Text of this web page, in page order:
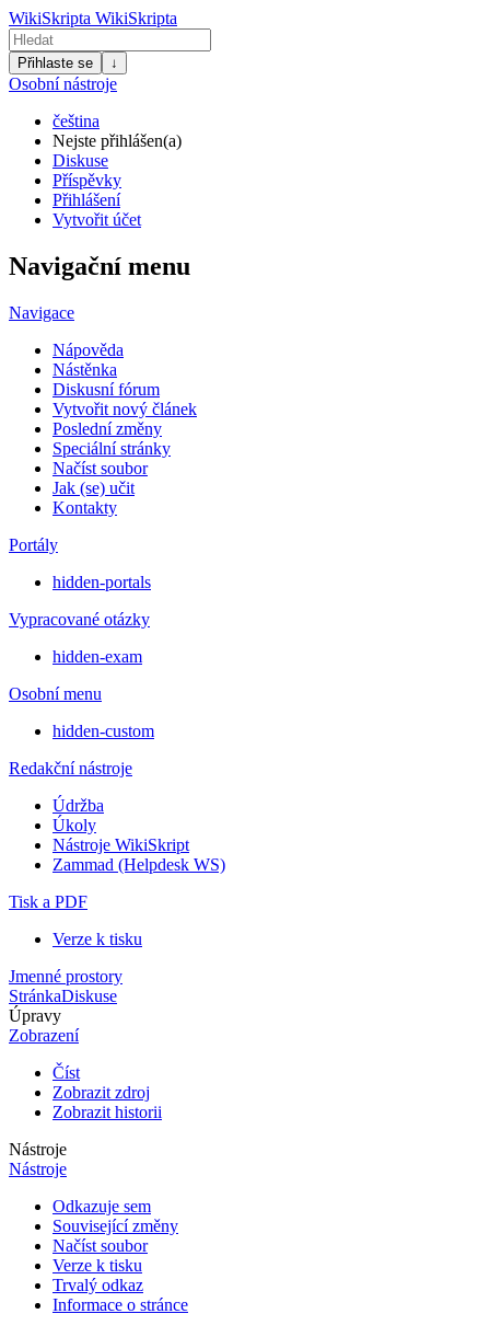
WikiSkripta WikiSkripta
Přihlaste se ↓
Osobní nástroje
čeština
Nejste přihlášen(a)
Diskuse
Příspěvky
Přihlášení
Vytvořit účet
Navigační menu
Navigace
Nápověda
Nástěnka
Diskusní fórum
Vytvořit nový článek
Poslední změny
Speciální stránky
Načíst soubor
Jak (se) učit
Kontakty
Portály
hidden-portals
Vypracované otázky
hidden-exam
Osobní menu
hidden-custom
Redakční nástroje
Údržba
Úkoly
Nástroje WikiSkript
Zammad (Helpdesk WS)
Tisk a PDF
Verze k tisku
Jmenné prostory
StránkaDiskuse
Úpravy
Zobrazení
Číst
Zobrazit zdroj
Zobrazit historii
Nástroje
Nástroje
Odkazuje sem
Související změny
Načíst soubor
Verze k tisku
Trvalý odkaz
Informace o stránce